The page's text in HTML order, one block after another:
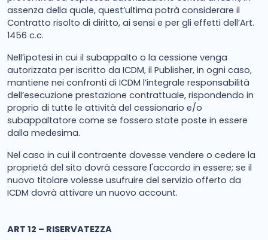
assenza della quale, quest’ultima potrà considerare il
Contratto risolto di diritto, ai sensi e per gli effetti dell’Art.
1456 c.c.
Nell’ipotesi in cui il subappalto o la cessione venga
autorizzata per iscritto da ICDM, il Publisher, in ogni caso,
mantiene nei confronti di ICDM l’integrale responsabilità
dell’esecuzione prestazione contrattuale, rispondendo in
proprio di tutte le attività del cessionario e/o
subappaltatore come se fossero state poste in essere
dalla medesima.
Nel caso in cui il contraente dovesse vendere o cedere la
proprietà del sito dovrà cessare l'accordo in essere; se il
nuovo titolare volesse usufruire del servizio offerto da
ICDM dovrà attivare un nuovo account.
ART 12 – RISERVATEZZA